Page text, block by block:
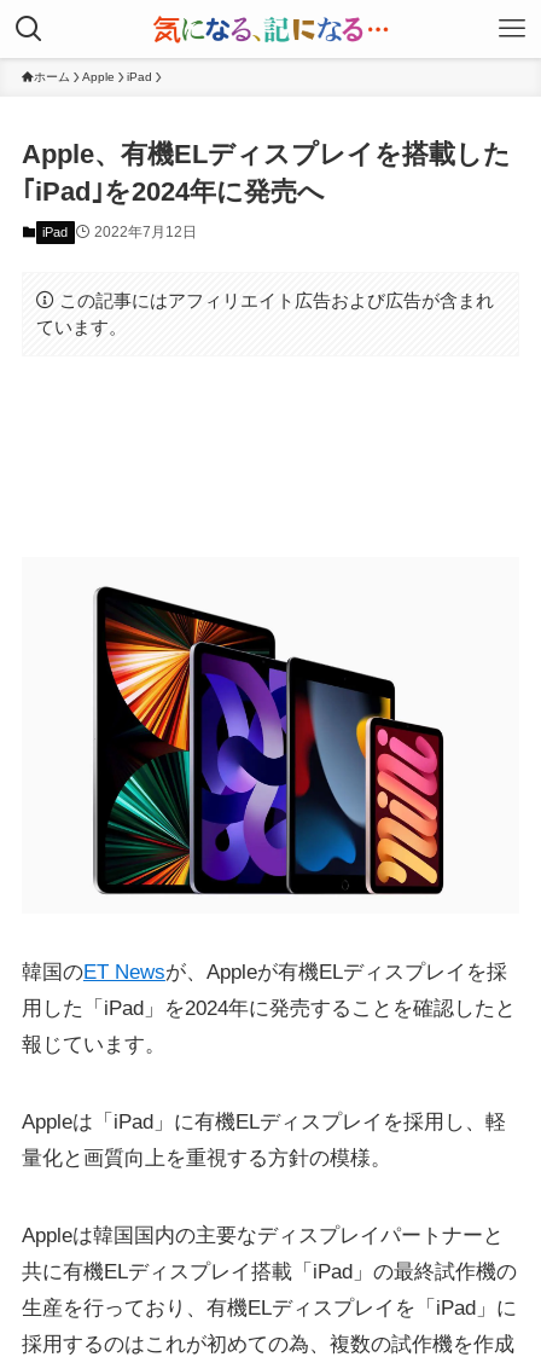
ホーム Apple iPad
Apple、有機ELディスプレイを搭載した
｢iPad｣を2024年に発売へ
iPad 2022年7月12日
この記事にはアフィリエイト広告および広告が含まれ
ています。
韓国のET Newsが、Appleが有機ELディスプレイを採
用した「iPad」を2024年に発売することを確認したと
報じています。
Appleは「iPad」に有機ELディスプレイを採用し、軽
量化と画質向上を重視する方針の模様。
Appleは韓国国内の主要なディスプレイパートナーと
共に有機ELディスプレイ搭載「iPad」の最終試作機の
生産を行っており、有機ELディスプレイを「iPad」に
採用するのはこれが初めての為、複数の試作機を作成